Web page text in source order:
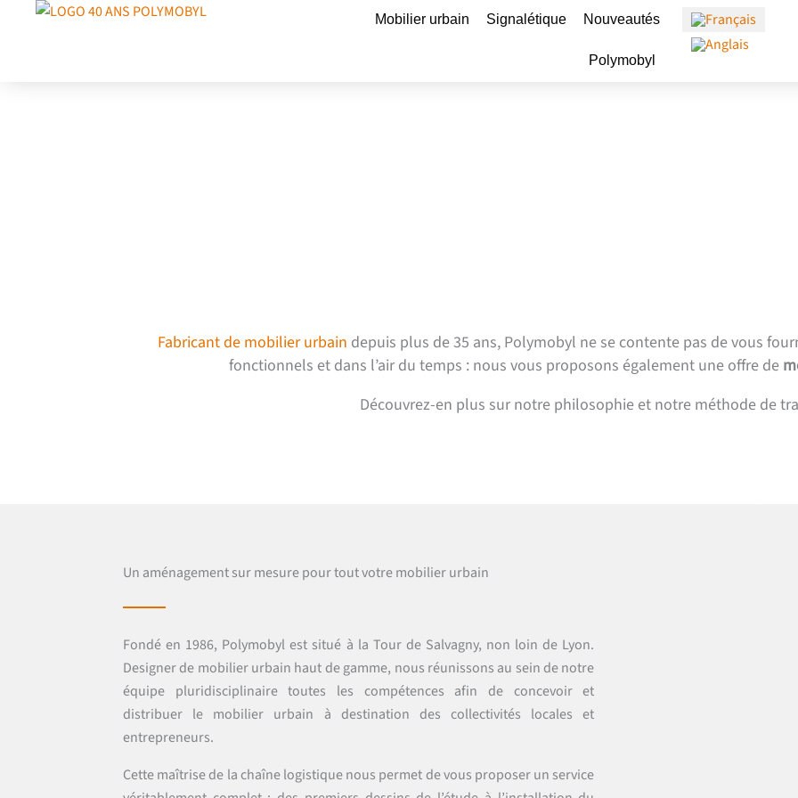
Mobilier urbain Ouvrir Mobilier urbain
Signalétique Ouvrir Signalétique
Nouveautés
Polymobyl Ouvrir Polymobyl
Fabricant de mobilier urbain depuis plus de 35 ans, Polymobyl ne se contente pas de vous
fonctionnels et dans l’air du temps : nous vous proposons également une offre de
Découvrez-en plus sur notre philosophie et notre méthode de
Un aménagement sur mesure pour tout votre mobilier urbain
Fondé en 1986, Polymobyl est situé à la Tour de Salvagny, non loin de Lyon.
Designer de mobilier urbain haut de gamme, nous réunissons au sein de notre
équipe pluridisciplinaire toutes les compétences afin de concevoir et
distribuer le mobilier urbain à destination des collectivités locales et
entrepreneurs.
Cette maîtrise de la chaîne logistique nous permet de vous proposer un service